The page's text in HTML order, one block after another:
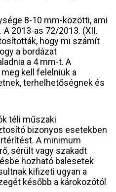
8-10 mm-közötti, ami
2013-as 72/2013. (XII.
hogy mi számít
a bordázat
a 4 mm-t. A
kell felelniük a
terhelhetőségnek és
téli műszaki
bizonyos esetekben
A minimum
sérült vagy szakadt
hozható balesetek
kifizeti ugyan a
később a károkozótól